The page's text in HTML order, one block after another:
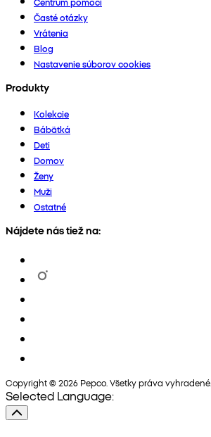
Časté otázky
Vrátenia
Blog
Nastavenie súborov cookies
Produkty
Kolekcie
Bábätká
Deti
Domov
Ženy
Muži
Ostatné
Nájdete nás tiež na:
Copyright © 2026 Pepco. Všetky práva vyhradené.
Selected Language: